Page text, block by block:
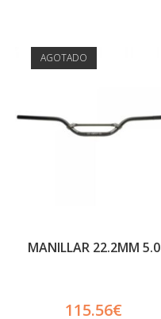
AGOTADO
MANILLAR 22.2MM 5.0
115.56€